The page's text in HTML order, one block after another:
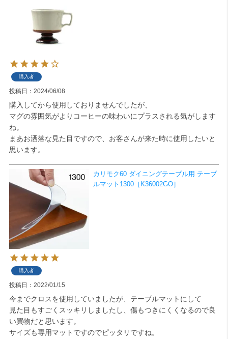
購入者
投稿日 2024/06/08
購入してから使用しておりませんでしたが、
マグの雰囲気がよりコーヒーの味わいにプラスされる気がします
ね。
まあお洒落な見た目ですので、お客さんが来た時に使用したいと
思います。
カリモク60 ダイニングテーブル用 テーブ
ルマット1300［K36002GO］
購入者
投稿日 2022/01/15
今までクロスを使用していましたが、テーブルマットにして
見た目もすごくスッキリしましたし、傷もつきにくくなるので良
い買物だと思います。
サイズも専用マットですのでピッタリですね。